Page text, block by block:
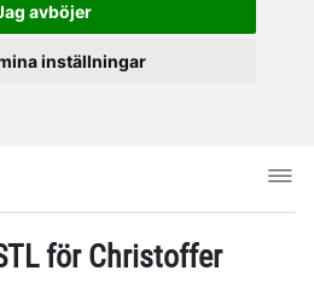
avböjer
inställningar
för Christoffer